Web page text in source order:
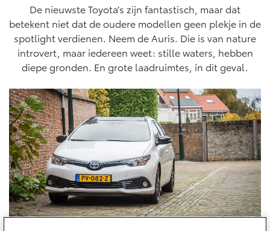
Corolla Hatchback
HYBRIDE
Vanaf € 33.495,-
Corolla Touring Sports
HYBRIDE
Vanaf € 35.495,-
Onderhoud op Maat
APK
Airco check
Vakantiecheck
Hybride Zekerheid Controle
Toyota handleidingen
Toyota Service Informatie (SIL)
Schade & Garantie
Toyota Pechhulp
Schade & Glasherstel
10 jaar Toyota garantie
Wat is Private Lease?
Bereken je maandbedrag
Private Lease voor ZZP
Financieren
Toyota Betaalplan
Oplaadservice
Zakelijk
Toyota voor de zaak
Leaserijder
ZZP
Wagenparkbeheer
Contact zakelijke markt
Leasen
Financial Lease
Werkplaatsafspraak maken
Contact en Route
Schade melden
Plan een proefrit
Vraag een brochure aan
Bekijk de verwachte modellen
De nieuwste Toyota’s zijn fantastisch, maar dat
betekent niet dat de oudere modellen geen plekje in de
spotlight verdienen. Neem de Auris. Die is van nature
introvert, maar iedereen weet: stille waters, hebben
diepe gronden. En grote laadruimtes, in dit geval.